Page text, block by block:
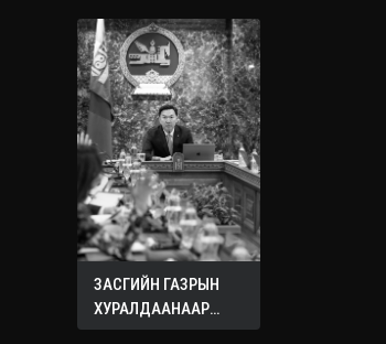
ЗАСГИЙН ГАЗРЫН
ХУРАЛДААНААР
ХЭЛЭЛЦЭЖ БУЙ